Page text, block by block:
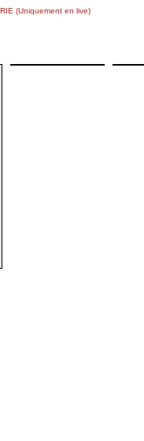
(Uniquement en live)